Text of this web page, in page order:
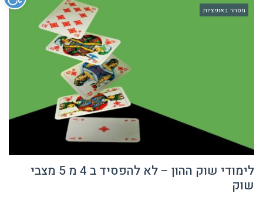
מסחר באופציות
לימודי שוק ההון – לא להפסיד ב 4 מ 5 מצבי
שוק